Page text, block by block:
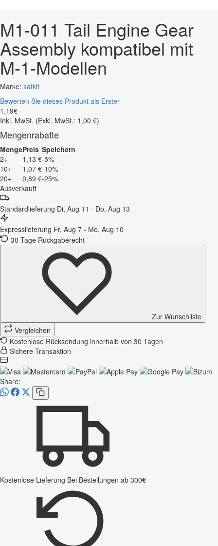
M1-011 Tail Engine Gear
Assembly kompatibel mit
M-1-Modellen
Marke: satkit
Bewerten Sie dieses Produkt als Erster
1 ,19€
Inkl. MwSt. (Exkl. MwSt.: 1,00 €)
Mengenrabatte
MengePreis Speichern
2+
1,13 €-5%
10+
1,07 €-10%
20+
0,89 €-25%
Ausverkauft
Standardlieferung Di, Aug 11 - Do, Aug 13
Expresslieferung Fr, Aug 7 - Mo, Aug 10
30 Tage Rückgaberecht
Zur Wunschliste
Vergleichen
Kostenlose Rücksendung innerhalb von 30 Tagen
Sichere Transaktion
Share:
Kostenlose Lieferung Bei Bestellungen ab 300€